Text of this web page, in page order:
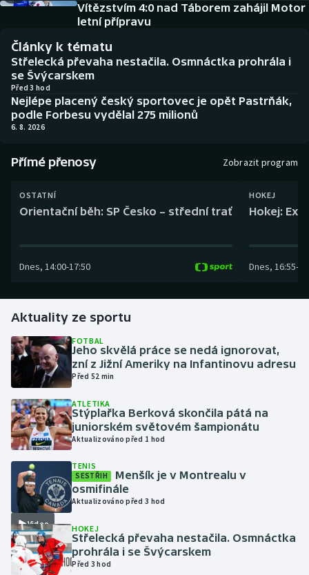
Baseball a softbal
Basketbal
Biatlon
Boby a skeleton
Box
Curling
Golf
Gymnastika
Házená
Jezdectví
Judo
Krasobruslení
Lezení
Lyže a snowboard
Historické návraty
Aplikace ČT sport
AZ kvíz
Vítězstvím 4:0 nad Táborem zahájil Motor
letní přípravu
Články k tématu
Střelecká převaha nestačila. Osmnáctka prohrála i
se Švýcarskem
Před 3 hod
Nejlépe placený český sportovec je opět Pastrňák,
podle Forbesu vydělal 275 milionů
6. 8. 2026
Přímé přenosy Zobrazit program
OSTATNÍ
Orientační běh: SP Česko – střední trať
Dnes, 14:00-17:50
HOKEJ
Hokej:
Dnes, 16:55-
Aktuality ze sportu
FOTBAL
Jeho skvělá práce se nedá ignorovat,
zní z Jižní Ameriky na Infantinovu adresu
Před 52 min
ATLETIKA
Stýplařka Berková skončila pátá na
juniorském světovém šampionátu
Aktualizováno před 1 hod
Video
TENIS
SESTŘIH
Menšík je v Montrealu v
osmifinále
Aktualizováno před 3 hod
HOKEJ
Střelecká převaha nestačila. Osmnáctka
prohrála i se Švýcarskem
Před 3 hod